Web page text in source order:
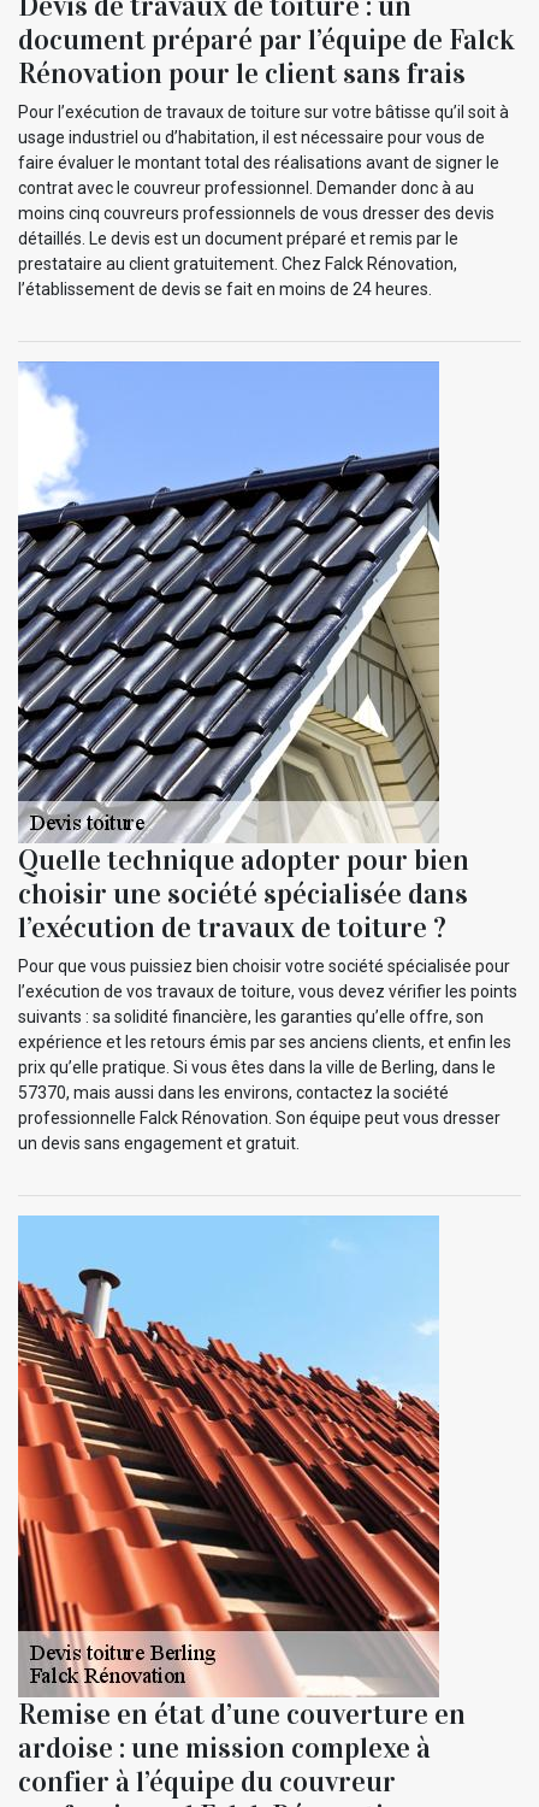
document préparé par l’équipe de Falck
Rénovation pour le client sans frais
Pour l’exécution de travaux de toiture sur votre bâtisse qu’il soit à
usage industriel ou d’habitation, il est nécessaire pour vous de
faire évaluer le montant total des réalisations avant de signer le
contrat avec le couvreur professionnel. Demander donc à au
moins cinq couvreurs professionnels de vous dresser des devis
détaillés. Le devis est un document préparé et remis par le
prestataire au client gratuitement. Chez Falck Rénovation,
l’établissement de devis se fait en moins de 24 heures.
Quelle technique adopter pour bien
choisir une société spécialisée dans
l’exécution de travaux de toiture ?
Pour que vous puissiez bien choisir votre société spécialisée pour
l’exécution de vos travaux de toiture, vous devez vérifier les points
suivants : sa solidité financière, les garanties qu’elle offre, son
expérience et les retours émis par ses anciens clients, et enfin les
prix qu’elle pratique. Si vous êtes dans la ville de Berling, dans le
57370, mais aussi dans les environs, contactez la société
professionnelle Falck Rénovation. Son équipe peut vous dresser
un devis sans engagement et gratuit.
Remise en état d’une couverture en
ardoise : une mission complexe à
confier à l’équipe du couvreur